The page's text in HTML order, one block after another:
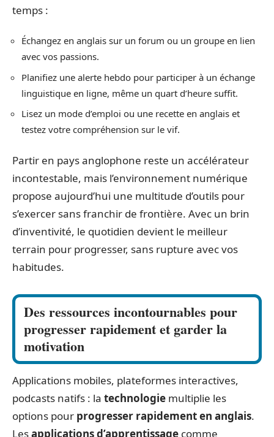
temps :
Échangez en anglais sur un forum ou un groupe en lien
avec vos passions.
Planifiez une alerte hebdo pour participer à un échange
linguistique en ligne, même un quart d’heure suffit.
Lisez un mode d’emploi ou une recette en anglais et
testez votre compréhension sur le vif.
Partir en pays anglophone reste un accélérateur
incontestable, mais l’environnement numérique
propose aujourd’hui une multitude d’outils pour
s’exercer sans franchir de frontière. Avec un brin
d’inventivité, le quotidien devient le meilleur
terrain pour progresser, sans rupture avec vos
habitudes.
Des ressources incontournables pour
progresser rapidement et garder la
motivation
Applications mobiles, plateformes interactives,
podcasts natifs : la technologie multiplie les
options pour progresser rapidement en anglais.
Lesapplications d’apprentissage comme